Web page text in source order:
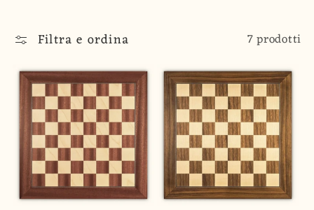
i
o
n
e
Filtra e ordina 7 prodotti